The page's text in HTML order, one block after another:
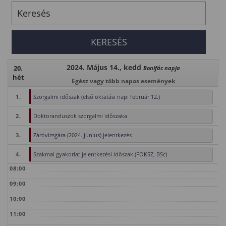
20.
hét
2024. Május 14., kedd Bonifác napja
Egész vagy több napos események
1. Szorgalmi időszak (első oktatási nap: február 12.)
2. Doktoranduszok szorgalmi időszaka
3. Záróvizsgára (2024. június) jelentkezés
4.
Szakmai gyakorlat jelentkezési időszak (FOKSZ, BSc)
08:00
09:00
10:00
11:00